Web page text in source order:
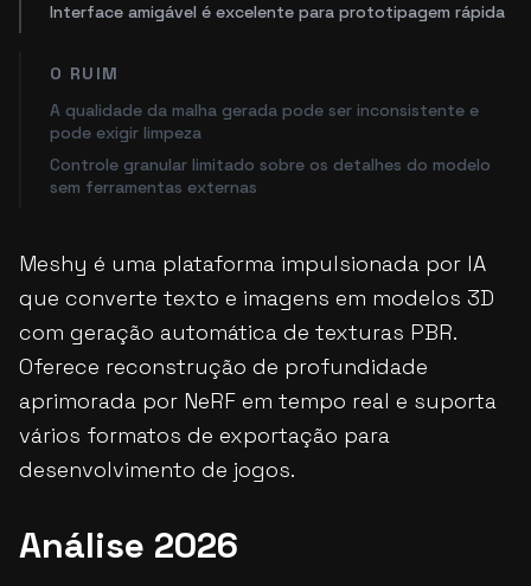
Interface amigável é excelente para prototipagem rápida
O RUIM
A qualidade da malha gerada pode ser inconsistente e
pode exigir limpeza
Controle granular limitado sobre os detalhes do modelo
sem ferramentas externas
Meshy é uma plataforma impulsionada por IA
que converte texto e imagens em modelos 3D
com geração automática de texturas PBR.
Oferece reconstrução de profundidade
aprimorada por NeRF em tempo real e suporta
vários formatos de exportação para
desenvolvimento de jogos.
Análise 2026